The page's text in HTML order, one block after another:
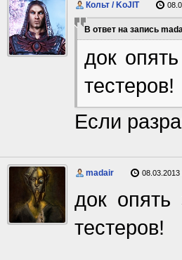
Кольт / KoJIT
В ответ на запись
док
тестеров!
Если
madair 08.03.2013
док
тестеров!